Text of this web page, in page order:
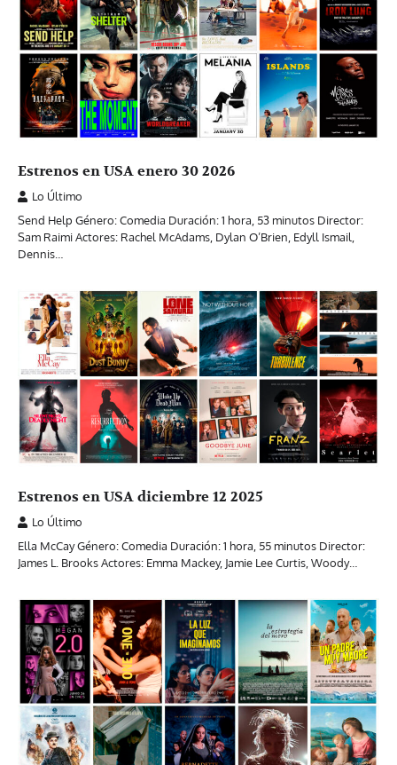
Estrenos en USA enero 30 2026
Lo Último
Send Help Género: Comedia Duración: 1 hora, 53 minutos Director:
Sam Raimi Actores: Rachel McAdams, Dylan O’Brien, Edyll Ismail,
Dennis…
Estrenos en USA diciembre 12 2025
Lo Último
Ella McCay Género: Comedia Duración: 1 hora, 55 minutos Director:
James L. Brooks Actores: Emma Mackey, Jamie Lee Curtis, Woody…